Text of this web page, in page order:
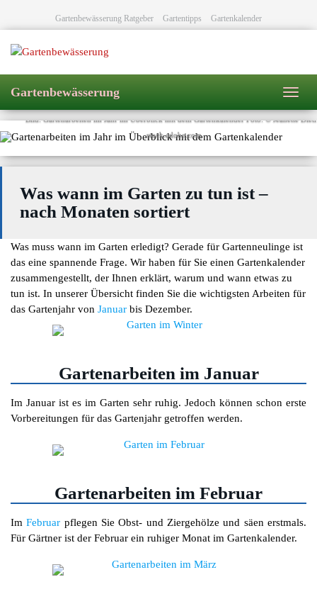
content
Gartenbewässerung Ratgeber Gartentipps Gartenkalender
Gartenbewässerung
Gartenkalender – Gartenarbeiten
im Überblick
Bild: Gartenarbeiten im Jahr im Überblick mit dem Gartenkalender Foto: © Jeanette
stock.adobe.com
Was wann im Garten zu tun ist –
nach Monaten sortiert
Was muss wann im Garten erledigt? Gerade für Gartenneulinge ist
das eine spannende Frage. Wir haben für Sie einen Gartenkalender
zusammengestellt, der Ihnen erklärt, warum und wann etwas zu
tun ist. In unserer Übersicht finden Sie die wichtigsten Arbeiten für
das Gartenjahr von Januar bis Dezember.
Gartenarbeiten im Januar
Im Januar ist es im Garten sehr ruhig. Jedoch können schon erste
Vorbereitungen für das Gartenjahr getroffen werden.
Gartenarbeiten im Februar
ImFebruar pflegen Sie Obst- und Ziergehölze und säen erstmals.
Für Gärtner ist der Februar ein ruhiger Monat im Gartenkalender.